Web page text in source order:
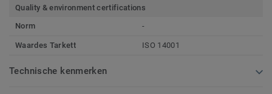
Quality & environment certifications
Norm
-
Waardes Tarkett ISO 14001
Technische kenmerken